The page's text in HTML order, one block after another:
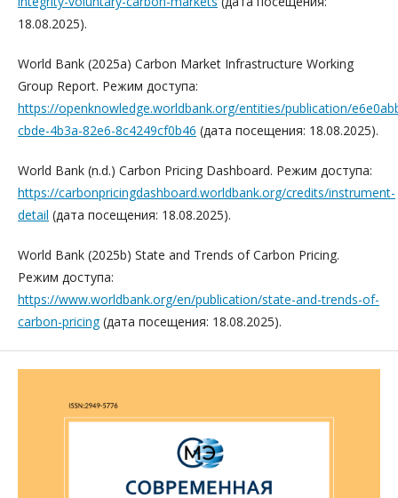
18.08.2025).
World Bank (2025a) Carbon Market Infrastructure Working
Group Report. Режим доступа:
https://openknowledge.worldbank.org/entities/publication/
cbde-4b3a-82e6-8c4249cf0b46 (дата посещения: 18.08.2025).
World Bank (n.d.) Carbon Pricing Dashboard. Режим доступа:
https://carbonpricingdashboard.worldbank.org/credits/instrument-
detail (дата посещения: 18.08.2025).
World Bank (2025b) State and Trends of Carbon Pricing.
Режим доступа:
https://www.worldbank.org/en/publication/state-and-trends-of-
carbon-pricing(дата посещения: 18.08.2025).